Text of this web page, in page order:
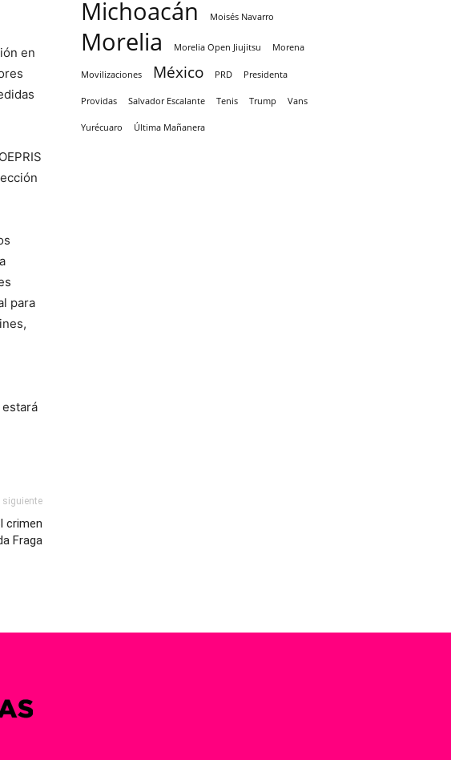
en
para
siguiente
crimen
Fraga
Michoacán Moisés Navarro
Morelia Morelia Open Jiujitsu Morena
Movilizaciones México PRD Presidenta
Providas Salvador Escalante Tenis Trump Vans
Yurécuaro Última Mañanera